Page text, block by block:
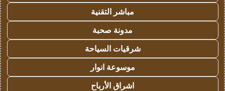
مباشر التقنية
مدونة صحبة
شرقيات السياحة
موسوعة انوار
اشراق الأرباح